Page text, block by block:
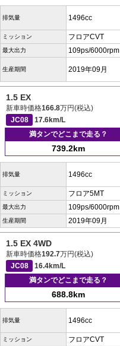
排気量 1496cc
ミッション フロアCVT
最大出力 109ps/6000rpm
生産期間 2019年09月
1.5 EX
新車時価格166.8万円(税込)
JC08
17.6km/L
満タンでどこまで走る？
739.2km
排気量 1496cc
ミッション フロア5MT
最大出力 109ps/6000rpm
生産期間 2019年09月
1.5 EX 4WD
新車時価格192.7万円(税込)
JC08
16.4km/L
満タンでどこまで走る？
688.8km
排気量 1496cc
ミッション フロアCVT